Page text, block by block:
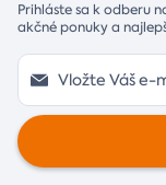
Prihláste sa k odberu
akčné ponuky a